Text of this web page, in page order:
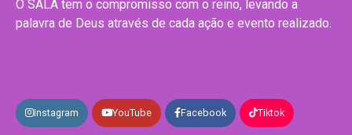
O SALA tem o compromisso com o reino, levando a
palavra de Deus através de cada ação e evento realizado.
Instagram YouTube Facebook Tiktok